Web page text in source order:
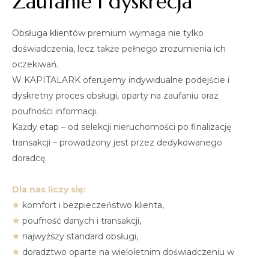
Obsługa klientów premium wymaga nie tylko
doświadczenia, lecz także pełnego zrozumienia ich
oczekiwań.
W KAPITALARK oferujemy indywidualne podejście i
dyskretny proces obsługi, oparty na zaufaniu oraz
poufności informacji.
Każdy etap – od selekcji nieruchomości po finalizację
transakcji – prowadzony jest przez dedykowanego
doradcę.
Dla nas liczy się:
★ komfort i bezpieczeństwo klienta,
★ poufność danych i transakcji,
★ najwyższy standard obsługi,
★ doradztwo oparte na wieloletnim doświadczeniu w